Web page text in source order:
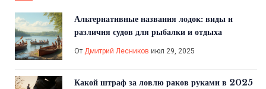
Альтернативные названия лодок: виды и
различия судов для рыбалки и отдыха
От Дмитрий Лесников июл 29, 2025
Какой штраф за ловлю раков руками в 2025